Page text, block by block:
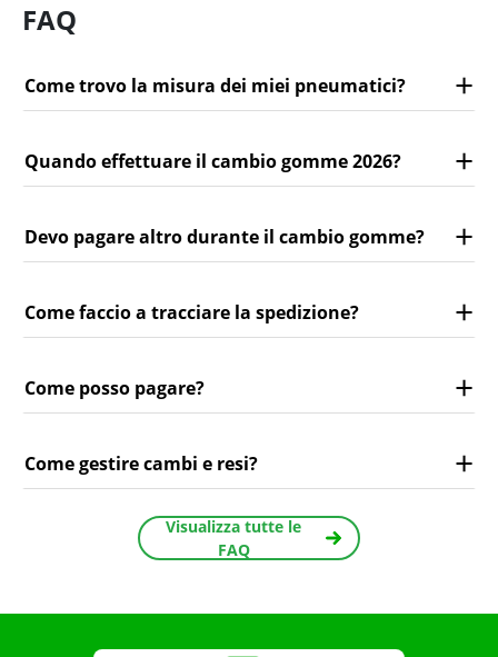
FAQ
Come trovo la misura dei miei pneumatici?
Quando effettuare il cambio gomme 2026?
Devo pagare altro durante il cambio gomme?
Come faccio a tracciare la spedizione?
Come posso pagare?
Come gestire cambi e resi?
Visualizza tutte le
FAQ